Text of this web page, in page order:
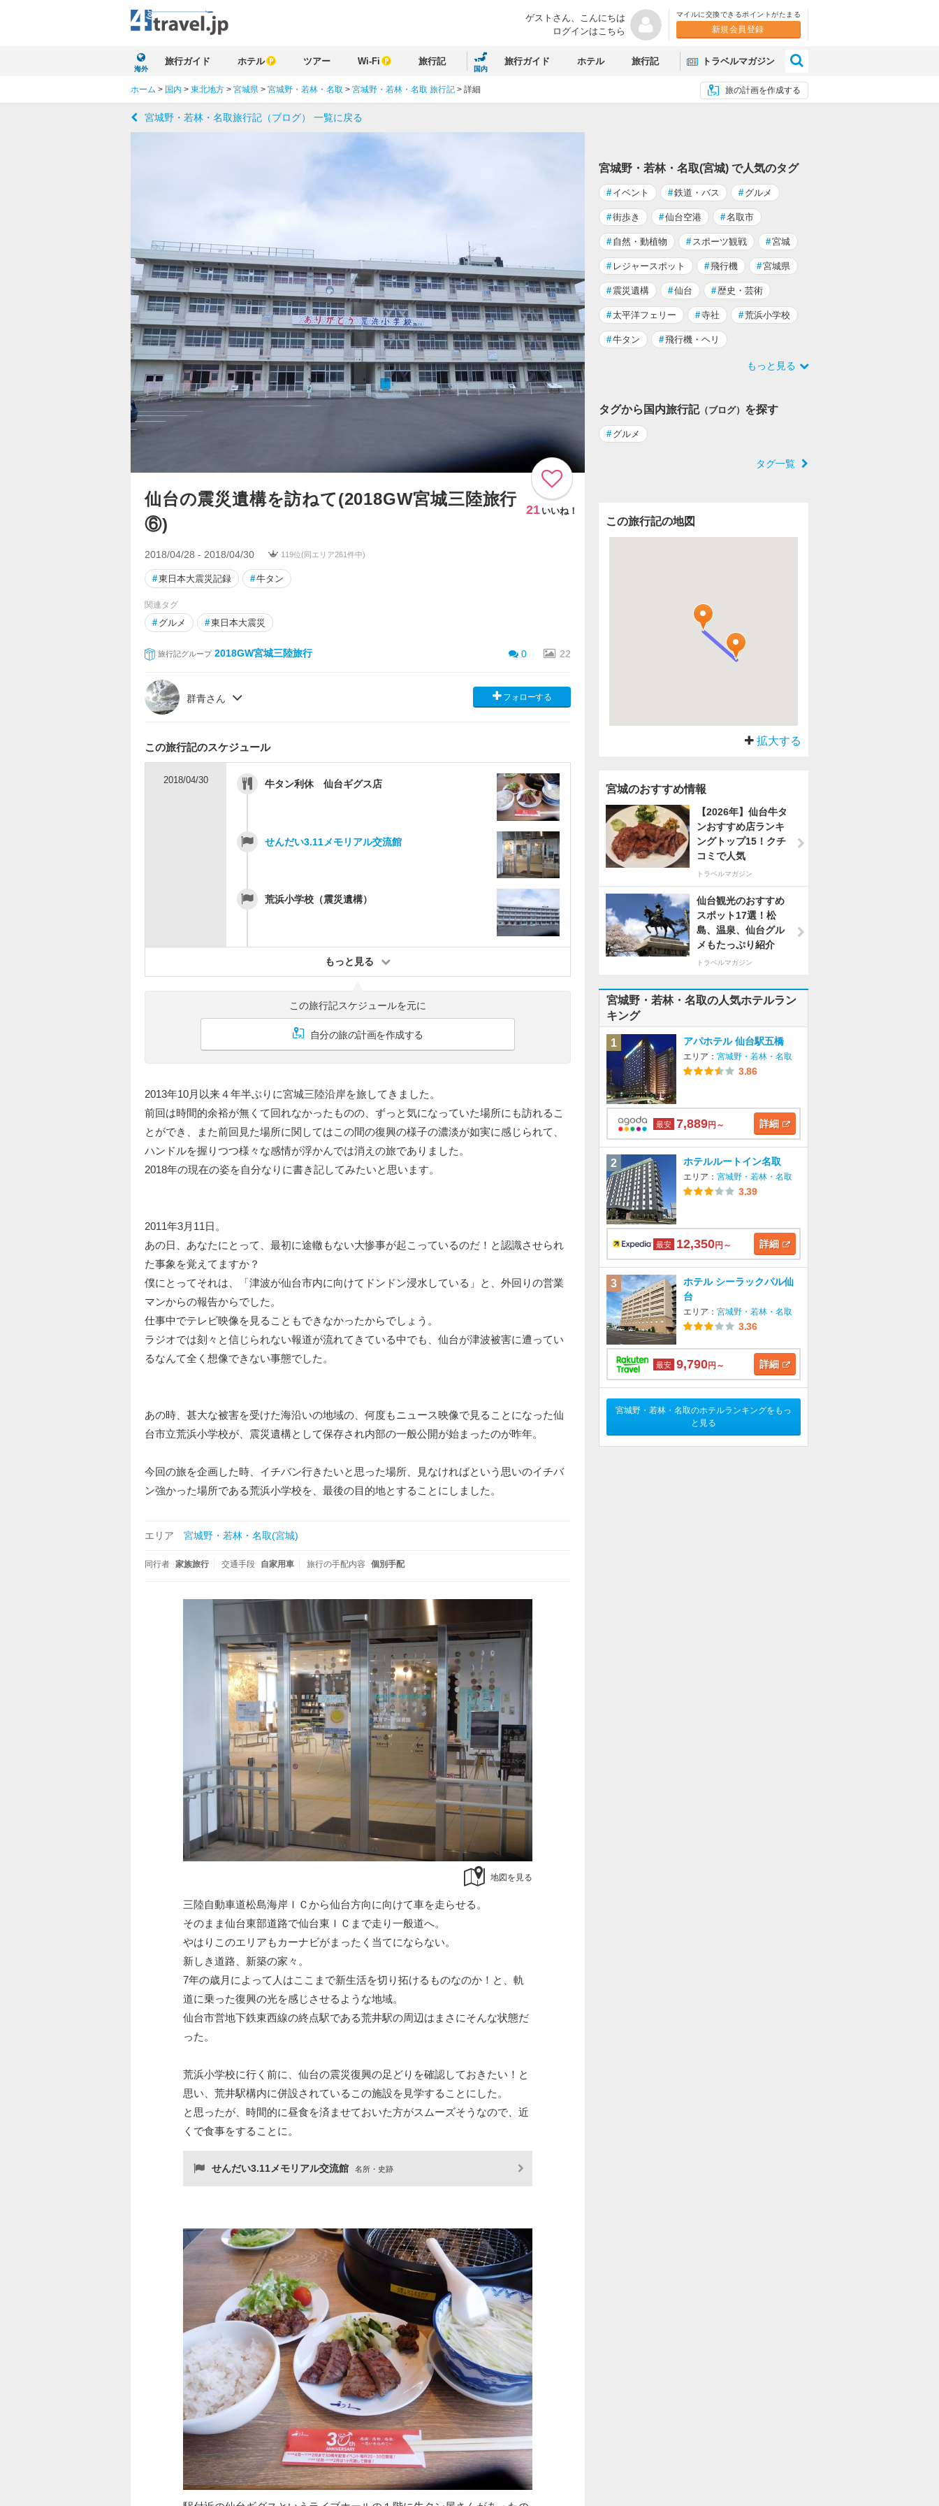
ゲストさん、 こんにちは
ログインはこちら
マイルに交換できるポイントがたまる
新規会員登録
海外
旅行ガイド ホテル ツアー Wi-Fi 旅行記
国内
旅行ガイド ホテル 旅行記 トラベルマガジン
旅の計画を作成する
ホーム > 国内 > 東北地方 > 宮城県 > 宮城野・若林・名取 > 宮城野・若林・名取 旅行記 > 詳細
宮城野・若林・名取旅行記（ブログ） 一覧に戻る
仙台の震災遺構を訪ねて(2018GW宮城三陸旅行
⑥)
21 いいね！
2018/04/28 - 2018/04/30 119位(同エリア261件中)
#東日本大震災記録 #牛タン
関連タグ
# グルメ #東日本大震災
旅行記グループ 2018GW宮城三陸旅行 0 22
群青さん フォローする
この旅行記のスケジュール
2018/04/30 牛タン利休 仙台ギグス店
せんだい3.11メモリアル交流館
荒浜小学校（震災遺構）
もっと見る
この旅行記スケジュールを元に
自分の旅の計画を作成する
2013年10月以来４年半ぶりに宮城三陸沿岸を旅してきました。
前回は時間的余裕が無くて回れなかったものの、ずっと気になっていた場所にも訪れるこ
とができ、また前回見た場所に関してはこの間の復興の様子の濃淡が如実に感じられて、
ハンドルを握りつつ様々な感情が浮かんでは消えの旅でありました。
2018年の現在の姿を自分なりに書き記してみたいと思います。
2011年3月11日。
あの日、あなたにとって、最初に途轍もない大惨事が起こっているのだ！と認識させられ
た事象を覚えてますか？
僕にとってそれは、「津波が仙台市内に向けてドンドン浸水している」と、外回りの営業
マンからの報告からでした。
仕事中でテレビ映像を見ることもできなかったからでしょう。
ラジオでは刻々と信じられない報道が流れてきている中でも、仙台が津波被害に遭ってい
るなんて全く想像できない事態でした。
あの時、甚大な被害を受けた海沿いの地域の、何度もニュース映像で見ることになった仙
台市立荒浜小学校が、震災遺構として保存され内部の一般公開が始まったのが昨年。
今回の旅を企画した時、イチバン行きたいと思った場所、見なければという思いのイチバ
ン強かった場所である荒浜小学校を、最後の目的地とすることにしました。
エリア 宮城野・若林・名取(宮城)
同行者 家族旅行 交通手段 自家用車 旅行の手配内容 個別手配
地図を見る
三陸自動車道松島海岸ＩＣから仙台方向に向けて車を走らせる。
そのまま仙台東部道路で仙台東ＩＣまで走り一般道へ。
やはりこのエリアもカーナビがまったく当てにならない。
新しき道路、新築の家々。
7年の歳月によって人はここまで新生活を切り拓けるものなのか！と、軌
道に乗った復興の光を感じさせるような地域。
仙台市営地下鉄東西線の終点駅である荒井駅の周辺はまさにそんな状態だ
った。
荒浜小学校に行く前に、仙台の震災復興の足どりを確認しておきたい！と
思い、荒井駅構内に併設されているこの施設を見学することにした。
と思ったが、時間的に昼食を済ませておいた方がスムーズそうなので、近
くで食事をすることに。
せんだい3.11メモリアル交流館 名所・史跡
宮城野・若林・名取(宮城) で人気のタグ
# イベント #鉄道・バス # グルメ
#街歩き #仙台空港 #名取市
# 自然・動植物 # スポーツ観戦 #宮城
# レジャースポット #飛行機 #宮城県
# 震災遺構 #仙台 # 歴史・芸術
#太平洋フェリー #寺社 #荒浜小学校
#牛タン #飛行機・ヘリ
もっと見る
タグから国内旅行記（ブログ） を探す
# グルメ
タグ一覧
この旅行記の地図
拡大する
宮城のおすすめ情報
【2026年】仙台牛タ
ンおすすめ店ランキ
ングトップ15！クチ
コミで人気
トラベルマガジン
仙台観光のおすすめ
スポット17選！松
島、温泉、仙台グル
メもたっぷり紹介
トラベルマガジン
宮城野・若林・名取の人気ホテルラン
キング
1 アパホテル 仙台駅五橋
エリア： 宮城野・若林・名取
3.86
最安 7,889円～ 詳細
2 ホテルルートイン名取
エリア： 宮城野・若林・名取
3.39
最安 12,350円～ 詳細
3
ホテル シーラックパル仙
台
エリア： 宮城野・若林・名取
3.36
最安 9,790円～ 詳細
宮城野・若林・名取のホテルランキングをもっ
と見る